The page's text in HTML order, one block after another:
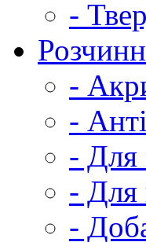
-
-
-
- Для
- Для
-